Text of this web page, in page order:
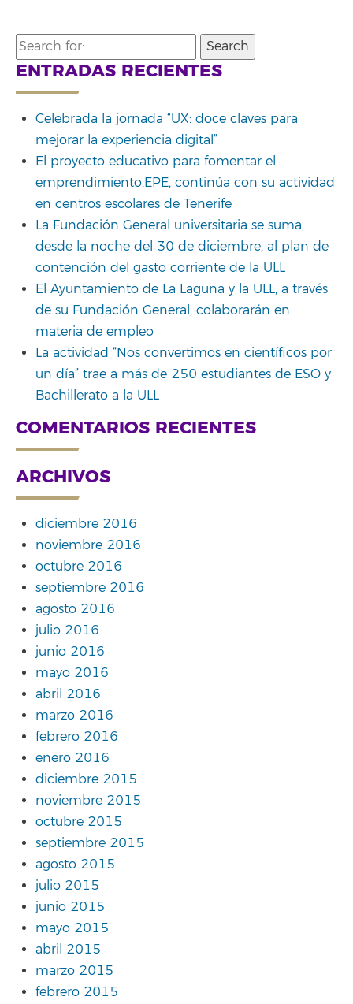
Search
for:
ENTRADAS RECIENTES
Celebrada la jornada “UX: doce claves para
mejorar la experiencia digital”
El proyecto educativo para fomentar el
emprendimiento,EPE, continúa con su actividad
en centros escolares de Tenerife
La Fundación General universitaria se suma,
desde la noche del 30 de diciembre, al plan de
contención del gasto corriente de la ULL
El Ayuntamiento de La Laguna y la ULL, a través
de su Fundación General, colaborarán en
materia de empleo
La actividad “Nos convertimos en científicos por
un día” trae a más de 250 estudiantes de ESO y
Bachillerato a la ULL
COMENTARIOS RECIENTES
ARCHIVOS
diciembre 2016
noviembre 2016
octubre 2016
septiembre 2016
agosto 2016
julio 2016
junio 2016
mayo 2016
abril 2016
marzo 2016
febrero 2016
enero 2016
diciembre 2015
noviembre 2015
octubre 2015
septiembre 2015
agosto 2015
julio 2015
junio 2015
mayo 2015
abril 2015
marzo 2015
febrero 2015